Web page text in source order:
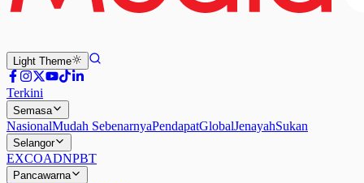
Light Theme
Terkini
Semasa
NasionalMudah SebenarnyaPendapatGlobalJenayahSukan
Selangor
EXCOADNPBT
Pancawarna